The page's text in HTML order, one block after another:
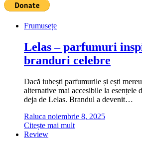
Frumusețe
Lelas – parfumuri
branduri celebre
Dacă iubești parfumurile și ești
alternative mai accesibile la esențele
deja de Lelas. Brandul a devenit…
Raluca noiembrie 8, 2025
Citește mai mult
Review